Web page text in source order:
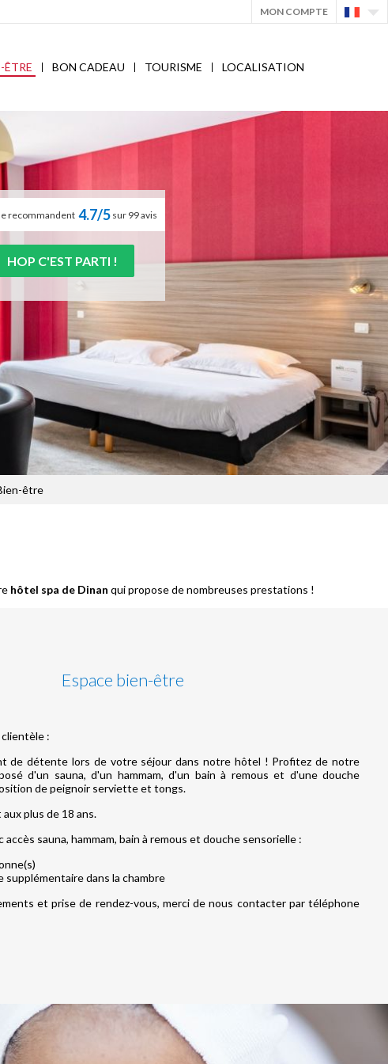
MON COMPTE
ÊTRE BON CADEAU TOURISME LOCALISATION
recommandent 4.7/5 sur 99 avis
être
hôtel spa de Dinan qui propose de nombreuses prestations !
Espace bien-être
:
de détente lors de votre séjour dans notre hôtel ! Profitez de notre
d'un sauna, d'un hammam, d'un bain à remous et d'une douche
de peignoir serviette et tongs.
plus de 18 ans.
accès sauna, hammam, bain à remous et douche sensorielle :
supplémentaire dans la chambre
et prise de rendez-vous, merci de nous contacter par téléphone